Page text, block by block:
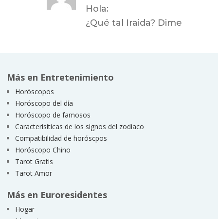
Hola:
¿Qué tal Iraida? Dime
Más en Entretenimiento
Horóscopos
Horóscopo del día
Horóscopo de famosos
Caracterísiticas de los signos del zodiaco
Compatibilidad de horóscpos
Horóscopo Chino
Tarot Gratis
Tarot Amor
Más en Euroresidentes
Hogar